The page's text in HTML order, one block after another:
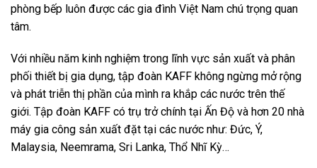
phòng bếp luôn được các gia đình Việt Nam chú trọng quan
tâm.
Với nhiều năm kinh nghiệm trong lĩnh vực sản xuất và phân
phối thiết bị gia dụng, tập đoàn KAFF không ngừng mở rộng
và phát triễn thị phần của mình ra khắp các nước trên thế
giới. Tập đoàn KAFF có trụ trở chính tại Ấn Độ và hơn 20 nhà
máy gia công sản xuất đặt tại các nước như: Đức, Ý,
Malaysia, Neemrama, Sri Lanka, Thổ Nhĩ Kỳ…